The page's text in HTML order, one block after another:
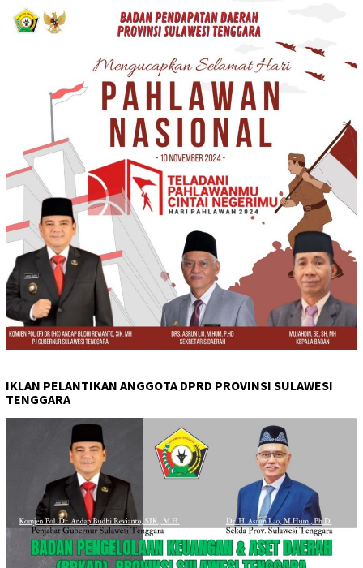
IKLAN PELANTIKAN ANGGOTA DPRD PROVINSI SULAWESI
TENGGARA